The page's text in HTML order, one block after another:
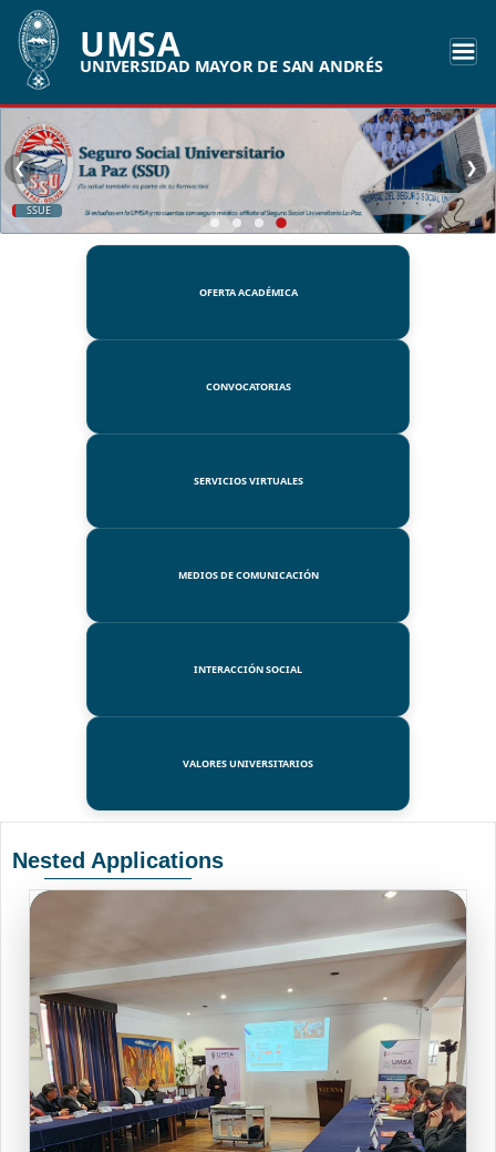
UMSA
UNIVERSIDAD MAYOR DE SAN ANDRÉS
SSUE
❮ ❯
OFERTA ACADÉMICA
CONVOCATORIAS
SERVICIOS VIRTUALES
MEDIOS DE COMUNICACIÓN
INTERACCIÓN SOCIAL
VALORES UNIVERSITARIOS
Nested Applications